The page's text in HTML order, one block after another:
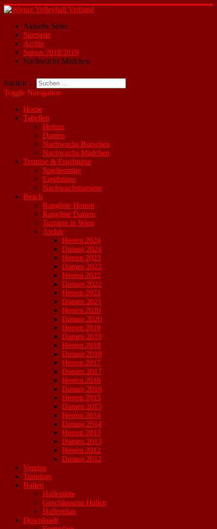
Aktuelle Seite:
Startseite
Archiv
Saison 2018/2019
Nachwuchs Mädchen
Suchen ...
Toggle Navigation
Home
Tabellen
Herren
Damen
Nachwuchs Burschen
Nachwuchs Mädchen
Termine & Ergebnisse
Spieltermine
Ergebnisse
Nachwuchsturniere
Beach
Rangliste Herren
Rangliste Damen
Turniere in Wien
Archiv
Herren 2024
Damen 2024
Herren 2023
Damen 2023
Herren 2022
Damen 2022
Herren 2021
Damen 2021
Herren 2020
Damen 2020
Herren 2019
Damen 2019
Herren 2018
Damen 2018
Herren 2017
Damen 2017
Herren 2016
Damen 2016
Herren 2015
Damen 2015
Herren 2014
Damen 2014
Herren 2013
Damen 2013
Herren 2012
Damen 2012
Vereine
Trainings
Hallen
Hallenliste
Geschlossene Hallen
Hallenplan
Downloads